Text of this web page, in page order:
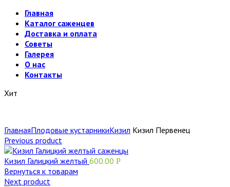
Главная
Каталог саженцев
Доставка и оплата
Советы
Галерея
О нас
Контакты
Хит
ГлавнаяПлодовые кустарникиКизил Кизил Первенец
Previous product
Кизил Галицкий желтый 600.00 Р
Вернуться к товарам
Next product